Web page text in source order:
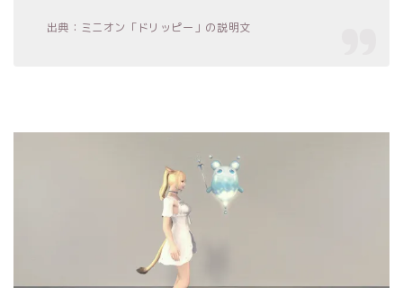
出典：ミニオン「ドリッピー」の説明文